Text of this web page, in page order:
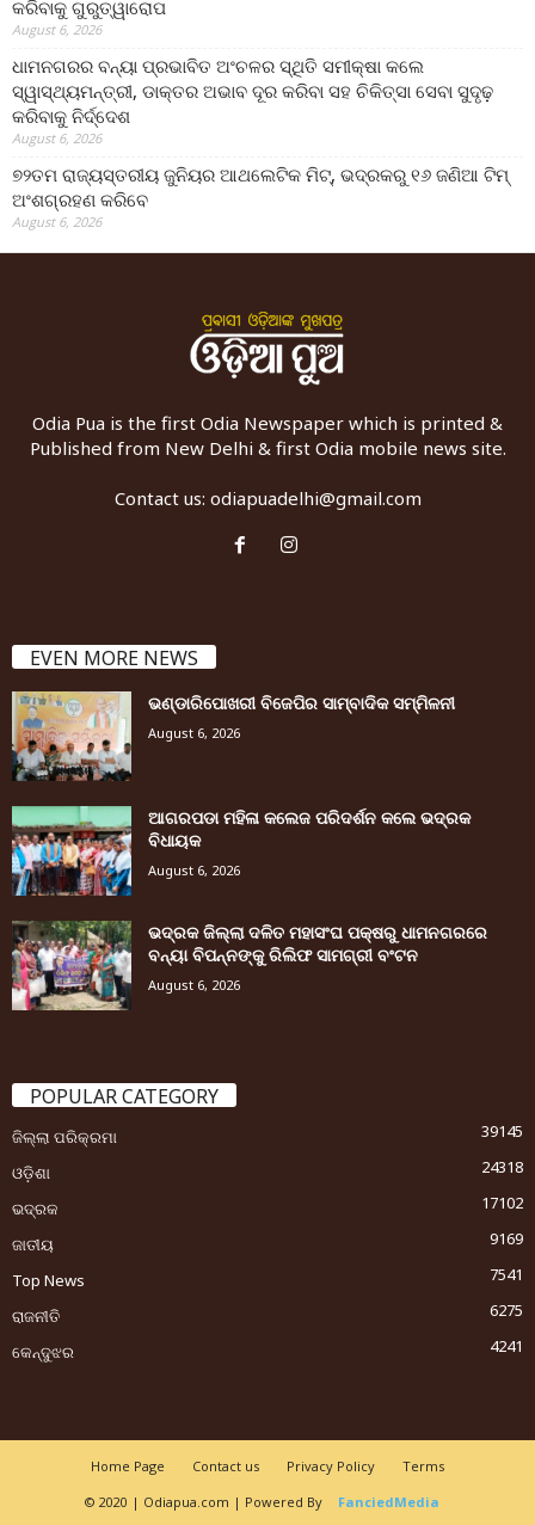
କରିବାକୁ ଗୁରୁତ୍ୱାରୋପ
August 6, 2026
ଧାମନଗରର ବନ୍ୟା ପ୍ରଭାବିତ ଅଂଚଳର ସ୍ଥିତି ସମୀକ୍ଷା କଲେ
ସ୍ୱାସ୍ଥ୍ୟମନ୍ତ୍ରୀ, ଡାକ୍ତର ଅଭାବ ଦୂର କରିବା ସହ ଚିକିତ୍ସା ସେବା ସୁଦୃଢ଼
କରିବାକୁ ନିର୍ଦ୍ଦେଶ
August 6, 2026
୭୨ତମ ରାଜ୍ୟସ୍ତରୀୟ ଜୁନିୟର ଆଥଲେଟିକ ମିଟ୍‌, ଭଦ୍ରକରୁ ୧୬ ଜଣିଆ ଟିମ୍
ଅଂଶଗ୍ରହଣ କରିବେ
August 6, 2026
Odia Pua is the first Odia Newspaper which is printed &
Published from New Delhi & first Odia mobile news site.
Contact us: odiapuadelhi@gmail.com
EVEN MORE NEWS
ଭଣ୍ଡାରିପୋଖରୀ ବିଜେପିର ସାମ୍ବାଦିକ ସମ୍ମିଳନୀ
August 6, 2026
ଆଗରପଡା ମହିଳା କଲେଜ ପରିଦର୍ଶନ କଲେ ଭଦ୍ରକ
ବିଧାୟକ
August 6, 2026
ଭଦ୍ରକ ଜିଲ୍ଲା ଦଳିତ ମହାସଂଘ ପକ୍ଷରୁ ଧାମନଗରରେ
ବନ୍ୟା ବିପନ୍ନଙ୍କୁ ରିଲିଫ ସାମଗ୍ରୀ ବଂଟନ
August 6, 2026
POPULAR CATEGORY
ଜିଲ୍ଲା ପରିକ୍ରମା
39145
ଓଡ଼ିଶା
24318
ଭଦ୍ରକ
17102
ଜାତୀୟ
9169
Top News
7541
ରାଜନୀତି
6275
କେନ୍ଦୁଝର
4241
Home Page Contact us Privacy Policy
Terms
© 2020 | Odiapua.com | Powered By
FanciedMedia